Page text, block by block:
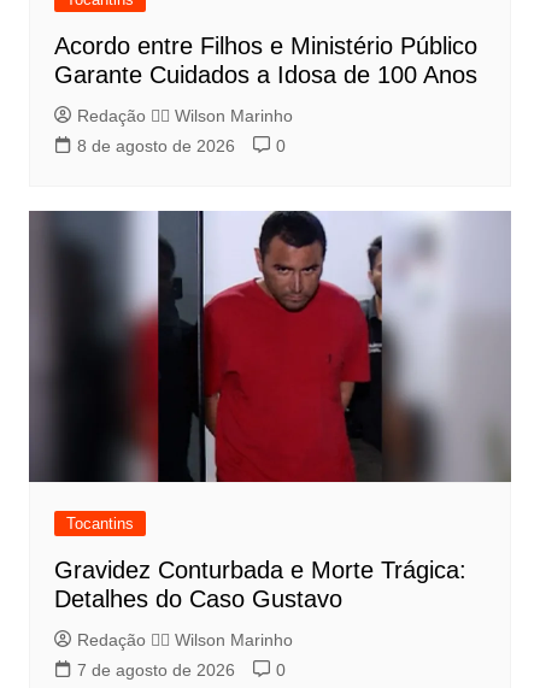
Acordo entre Filhos e Ministério Público
Garante Cuidados a Idosa de 100 Anos
Redação 👨‍⚖️​ Wilson Marinho
8 de agosto de 2026
0
Tocantins
Gravidez Conturbada e Morte Trágica:
Detalhes do Caso Gustavo
Redação 👨‍⚖️​ Wilson Marinho
7 de agosto de 2026
0